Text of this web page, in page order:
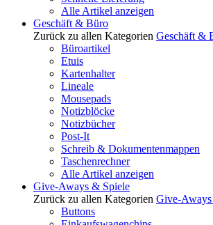
Alle Artikel anzeigen
Geschäft & Büro
Zurück zu allen Kategorien Geschäft &
Büroartikel
Etuis
Kartenhalter
Lineale
Mousepads
Notizblöcke
Notizbücher
Post-It
Schreib & Dokumentenmappen
Taschenrechner
Alle Artikel anzeigen
Give-Aways & Spiele
Zurück zu allen Kategorien Give-
Buttons